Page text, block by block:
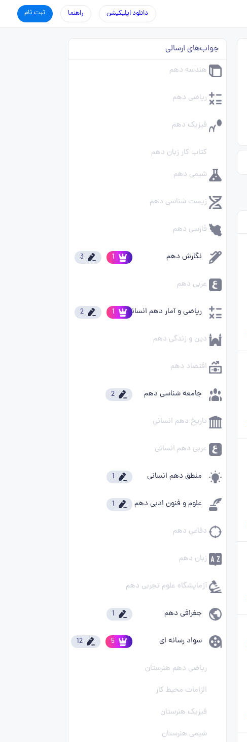
ثبت نام راهنما دانلود اپلیکیشن
جواب‌های ارسالی
هندسه دهم
ریاضی دهم
فیزیک دهم
کتاب کار زبان دهم
شیمی دهم
زیست شناسی دهم
فارسی دهم
نگارش دهم 1
3
عربی دهم
ریاضی و آمار دهم انسانی 1
2
دین و زندگی دهم
اقتصاد دهم
جامعه شناسی دهم 2
تاریخ دهم انسانی
عربی دهم انسانی
منطق دهم انسانی 1
علوم و فنون ادبی دهم 1
دفاعی دهم
زبان دهم
آزمایشگاه علوم تجربی دهم
جغرافی دهم 1
سواد رسانه ای 5
12
ریاضی دهم هنرستان
الزامات محیط کار
فیزیک هنرستان
شیمی هنرستان